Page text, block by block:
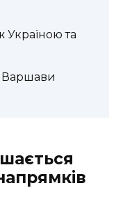
Україною та
Варшави